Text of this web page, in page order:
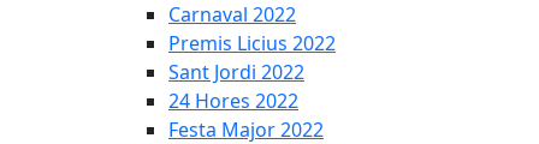
Carnaval 2022
Premis Licius 2022
Sant Jordi 2022
24 Hores 2022
Festa Major 2022